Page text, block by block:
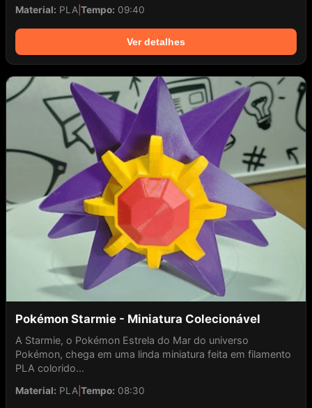
Material: PLA| Tempo: 09:40
Ver detalhes
Pokémon Starmie - Miniatura Colecionável
A Starmie, o Pokémon Estrela do Mar do universo
Pokémon, chega em uma linda miniatura feita em filamento
PLA colorido...
Material: PLA| Tempo: 08:30